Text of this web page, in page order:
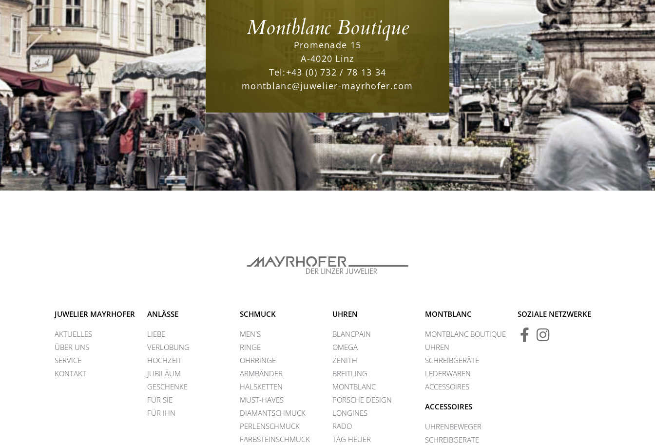
Montblanc Boutique
Promenade 15
A-4020 Linz
Tel:+43 (0) 732 / 78 13 34
montblanc@juwelier-mayrhofer.com
JUWELIER MAYRHOFER
AKTUELLES
ÜBER UNS
SERVICE
KONTAKT
ANLÄSSE
LIEBE
VERLOBUNG
HOCHZEIT
JUBILÄUM
GESCHENKE
FÜR SIE
FÜR IHN
SCHMUCK
MEN'S
RINGE
OHRRINGE
ARMBÄNDER
HALSKETTEN
MUST-HAVES
DIAMANTSCHMUCK
PERLENSCHMUCK
FARBSTEINSCHMUCK
UHREN
BLANCPAIN
OMEGA
ZENITH
BREITLING
MONTBLANC
PORSCHE DESIGN
LONGINES
RADO
TAG HEUER
MONTBLANC
MONTBLANC BOUTIQUE
UHREN
SCHREIBGERÄTE
LEDERWAREN
ACCESSOIRES
ACCESSOIRES
UHRENBEWEGER
SCHREIBGERÄTE
SOZIALE NETZWERKE